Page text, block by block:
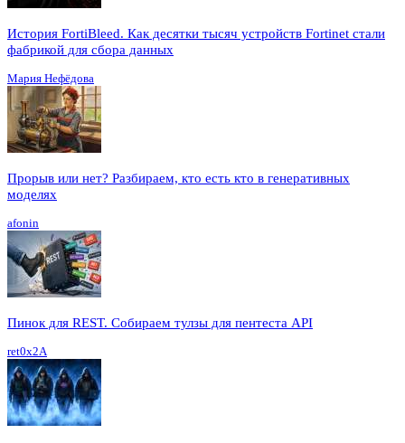
История FortiBleed. Как десятки тысяч устройств Fortinet стали
фабрикой для сбора данных
Мария Нефёдова
Прорыв или нет? Разбираем, кто есть кто в генеративных
моделях
afonin
Пинок для REST. Собираем тулзы для пентеста API
ret0x2A